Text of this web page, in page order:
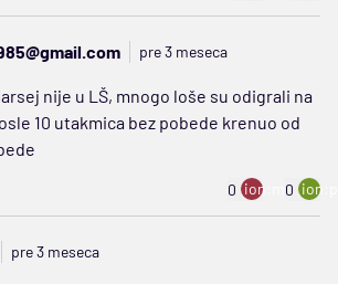
pre 3 meseca
nije u LŠ, mnogo loše su odigrali na
10 utakmica bez pobede krenuo od
0 ion:minus
0
pre 3 meseca